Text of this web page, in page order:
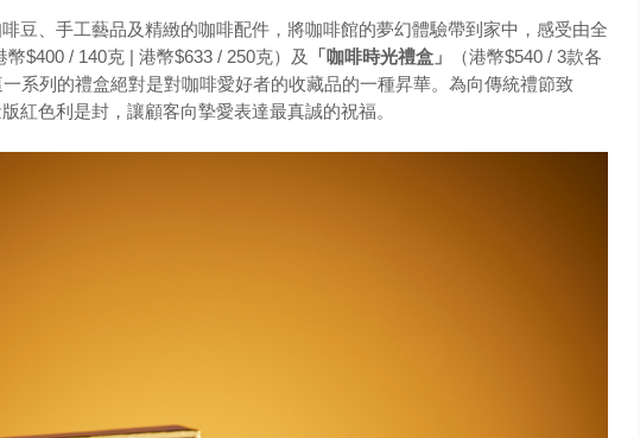
豆、手工藝品及精緻的咖啡配件，將咖啡館的夢幻體驗帶到家中，感受由全
幣$400 / 140克 | 港幣$633 / 250克）及 「咖啡時光禮盒」
（港幣$540 / 3款各
系列的禮盒絕對是對咖啡愛好者的收藏品的一種昇華。為向傳統禮節致
紅色利是封，讓顧客向摯愛表達最真誠的祝福。